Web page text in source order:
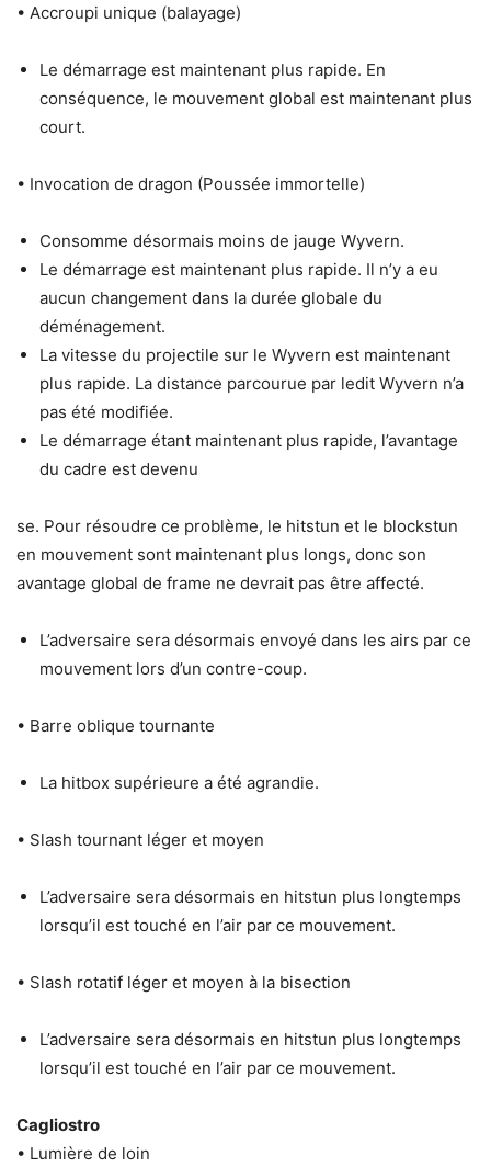
• Accroupi unique (balayage)
Le démarrage est maintenant plus rapide. En
conséquence, le mouvement global est maintenant plus
court.
• Invocation de dragon (Poussée immortelle)
Consomme désormais moins de jauge Wyvern.
Le démarrage est maintenant plus rapide. Il n’y a eu
aucun changement dans la durée globale du
déménagement.
La vitesse du projectile sur le Wyvern est maintenant
plus rapide. La distance parcourue par ledit Wyvern n’a
pas été modifiée.
Le démarrage étant maintenant plus rapide, l’avantage
du cadre est devenu
se. Pour résoudre ce problème, le hitstun et le blockstun
en mouvement sont maintenant plus longs, donc son
avantage global de frame ne devrait pas être affecté.
L’adversaire sera désormais envoyé dans les airs par ce
mouvement lors d’un contre-coup.
• Barre oblique tournante
La hitbox supérieure a été agrandie.
• Slash tournant léger et moyen
L’adversaire sera désormais en hitstun plus longtemps
lorsqu’il est touché en l’air par ce mouvement.
• Slash rotatif léger et moyen à la bisection
L’adversaire sera désormais en hitstun plus longtemps
lorsqu’il est touché en l’air par ce mouvement.
Cagliostro
• Lumière de loin